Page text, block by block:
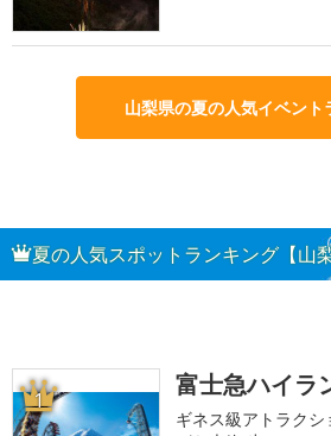
山梨県の夏の人気イベント
夏の人気スポットランキング【山
1 富士急ハイラ
ギネス級アトラク